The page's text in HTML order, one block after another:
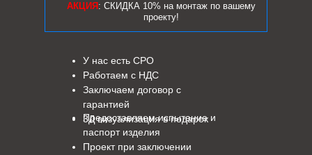
АКЦИЯ : СКИДКА 10% на монтаж по вашему
проекту!
Предоставляем испытание и
паспорт изделия
Проект при заключении
У нас есть СРО
Работаем с НДС
Заключаем договор с
гарантией
3Д визуализация в подарок